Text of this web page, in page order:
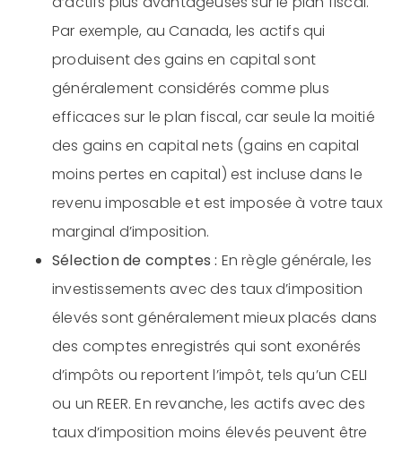
Par exemple, au Canada, les actifs qui
produisent des gains en capital sont
généralement considérés comme plus
efficaces sur le plan fiscal, car seule la moitié
des gains en capital nets (gains en capital
moins pertes en capital) est incluse dans le
revenu imposable et est imposée à votre taux
marginal d’imposition.
Sélection de comptes : En règle générale, les
investissements avec des taux d’imposition
élevés sont généralement mieux placés dans
des comptes enregistrés qui sont exonérés
d’impôts ou reportent l’impôt, tels qu’un CELI
ou un REER. En revanche, les actifs avec des
taux d’imposition moins élevés peuvent être